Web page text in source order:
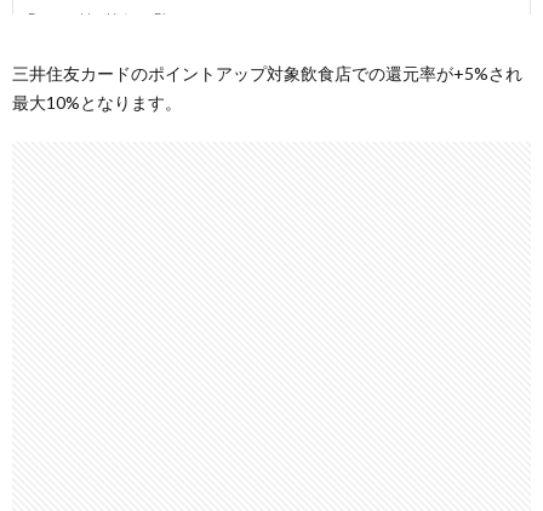
三井住友カードのポイントアップ対象飲食店での還元率が+5%され
最大10%となります。